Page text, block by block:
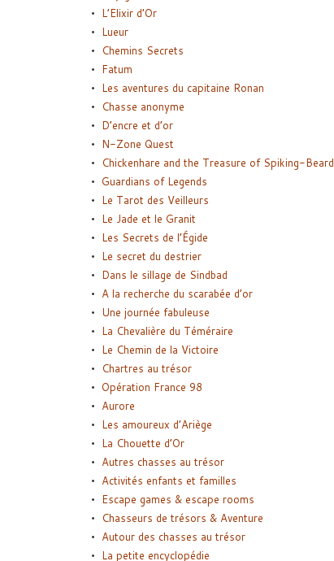
L’Elixir d’Or
Lueur
Chemins Secrets
Fatum
Les aventures du capitaine Ronan
Chasse anonyme
D’encre et d’or
N-Zone Quest
Chickenhare and the Treasure of Spiking-Beard
Guardians of Legends
Le Tarot des Veilleurs
Le Jade et le Granit
Les Secrets de l’Égide
Le secret du destrier
Dans le sillage de Sindbad
A la recherche du scarabée d’or
Une journée fabuleuse
La Chevalière du Téméraire
Le Chemin de la Victoire
Chartres au trésor
Opération France 98
Aurore
Les amoureux d’Ariège
La Chouette d’Or
Autres chasses au trésor
Activités enfants et familles
Escape games & escape rooms
Chasseurs de trésors & Aventure
Autour des chasses au trésor
La petite encyclopédie